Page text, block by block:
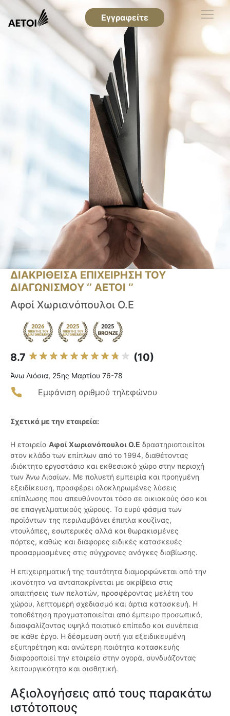
Εγγραφείτε
ΔΙΑΚΡΙΘΕΙΣΑ ΕΠΙΧΕΙΡΗΣΗ ΤΟΥ
ΔΙΑΓΩΝΙΣΜΟΥ ‘’ ΑΕΤΟΙ ‘’
Αφοί Χωριανόπουλοι Ο.Ε
8.7 (10)
Άνω Λιόσια, 25ης Μαρτίου 76-78
Εμφάνιση αριθμού τηλεφώνου
Σχετικά με την εταιρεία:
Η εταιρεία Αφοί Χωριανόπουλοι Ο.Ε δραστηριοποιείται
στον κλάδο των επίπλων από το 1994, διαθέτοντας
ιδιόκτητο εργοστάσιο και εκθεσιακό χώρο στην περιοχή
των Άνω Λιοσίων. Με πολυετή εμπειρία και προηγμένη
εξειδίκευση, προσφέρει ολοκληρωμένες λύσεις
επίπλωσης που απευθύνονται τόσο σε οικιακούς όσο και
σε επαγγελματικούς χώρους. Το ευρύ φάσμα των
προϊόντων της περιλαμβάνει έπιπλα κουζίνας,
ντουλάπες, εσωτερικές αλλά και θωρακισμένες
πόρτες, καθώς και διάφορες ειδικές κατασκευές
προσαρμοσμένες στις σύγχρονες ανάγκες διαβίωσης.
Η επιχειρηματική της ταυτότητα διαμορφώνεται από την
ικανότητα να ανταποκρίνεται με ακρίβεια στις
απαιτήσεις των πελατών, προσφέροντας μελέτη του
χώρου, λεπτομερή σχεδιασμό και άρτια κατασκευή. Η
τοποθέτηση πραγματοποιείται από έμπειρο προσωπικό,
διασφαλίζοντας υψηλό ποιοτικό επίπεδο και συνέπεια
σε κάθε έργο. Η δέσμευση αυτή για εξειδικευμένη
εξυπηρέτηση και ανώτερη ποιότητα κατασκευής
διαφοροποιεί την εταιρεία στην αγορά, συνδυάζοντας
λειτουργικότητα και αισθητική.
Αξιολογήσεις από τους παρακάτω
ιστότοπους